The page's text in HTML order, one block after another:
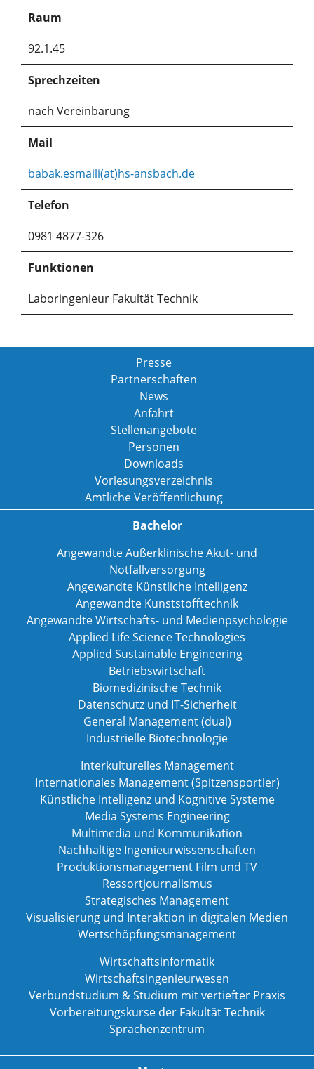
Raum
92.1.45
Sprechzeiten
nach Vereinbarung
Mail
babak.esmaili(at)hs-ansbach.de
Telefon
0981 4877-326
Funktionen
Laboringenieur Fakultät Technik
Presse
Partnerschaften
News
Anfahrt
Stellenangebote
Personen
Downloads
Vorlesungsverzeichnis
Amtliche Veröffentlichung
Bachelor
Angewandte Außerklinische Akut- und
Notfallversorgung
Angewandte Künstliche Intelligenz
Angewandte Kunststofftechnik
Angewandte Wirtschafts- und Medienpsychologie
Applied Life Science Technologies
Applied Sustainable Engineering
Betriebswirtschaft
Biomedizinische Technik
Datenschutz und IT-Sicherheit
General Management (dual)
Industrielle Biotechnologie
Interkulturelles Management
Internationales Management (Spitzensportler)
Künstliche Intelligenz und Kognitive Systeme
Media Systems Engineering
Multimedia und Kommunikation
Nachhaltige Ingenieurwissenschaften
Produktionsmanagement Film und TV
Ressortjournalismus
Strategisches Management
Visualisierung und Interaktion in digitalen Medien
Wertschöpfungsmanagement
Wirtschaftsinformatik
Wirtschaftsingenieurwesen
Verbundstudium & Studium mit vertiefter Praxis
Vorbereitungskurse der Fakultät Technik
Sprachenzentrum